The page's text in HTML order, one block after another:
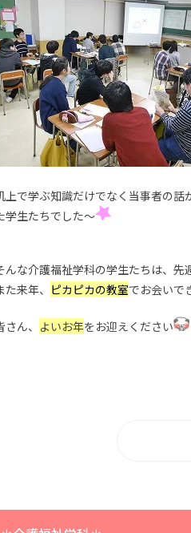
上で学ぶ知識だけでなく当事者の話
学生たちでした～
んな介護福祉学科の学生たちは、先
た来年、 ピカピカの教室でお会いで
さん、 よいお年をお迎えください